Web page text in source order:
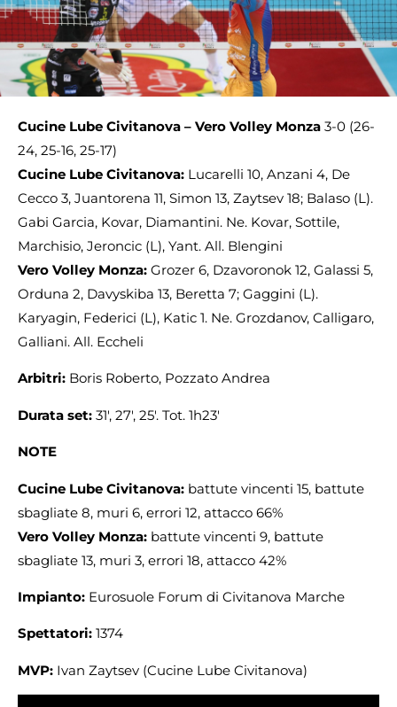
Cucine Lube Civitanova – Vero Volley Monza 3-0 (26-
24, 25-16, 25-17)
Cucine Lube Civitanova: Lucarelli 10, Anzani 4, De
Cecco 3, Juantorena 11, Simon 13, Zaytsev 18; Balaso (L).
Gabi Garcia, Kovar, Diamantini. Ne. Kovar, Sottile,
Marchisio, Jeroncic (L), Yant. All. Blengini
Vero Volley Monza: Grozer 6, Dzavoronok 12, Galassi 5,
Orduna 2, Davyskiba 13, Beretta 7; Gaggini (L).
Karyagin, Federici (L), Katic 1. Ne. Grozdanov, Calligaro,
Galliani. All. Eccheli
Arbitri: Boris Roberto, Pozzato Andrea
Durata set: 31′, 27′, 25′. Tot. 1h23′
NOTE
Cucine Lube Civitanova: battute vincenti 15, battute
sbagliate 8, muri 6, errori 12, attacco 66%
Vero Volley Monza: battute vincenti 9, battute
sbagliate 13, muri 3, errori 18, attacco 42%
Impianto: Eurosuole Forum di Civitanova Marche
Spettatori: 1374
MVP: Ivan Zaytsev (Cucine Lube Civitanova)